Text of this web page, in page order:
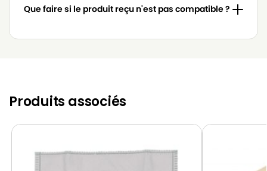
LG-
GOLDSTAR
LG-GOLDSTAR FVD 370
LG-GOLDSTAR PASSION (Série)
Que faire si le produit reçu n'est pas compatible ?
Produits associés